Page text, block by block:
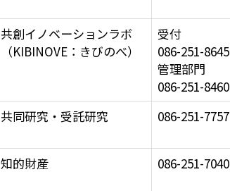
共創イノベーションラボ
（KIBINOVE：きびのべ）
受付
086-251-8645
管理部門
086-251-8460
共同研究・受託研究 086-251-7757
知的財産
086-251-7040